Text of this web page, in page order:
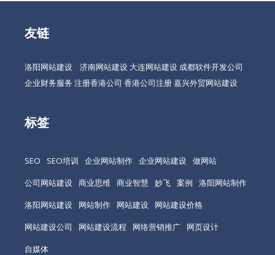
友链
洛阳网站建设 济南网站建设 大连网站建设 成都软件开发公司
企业财务服务 注册香港公司 香港公司注册嘉兴外贸网站建设
标签
SEO SEO培训 企业网站制作 企业网站建设 做网站
公司网站建设 商业思维 商业智慧 妙飞 案例
洛阳网站制作
洛阳网站建设
网站制作 网站建设
网站建设价格
网站建设公司
网站建设流程 网络营销推广
网页设计
自媒体